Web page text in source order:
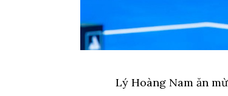
Lý Hoàng Nam ăn